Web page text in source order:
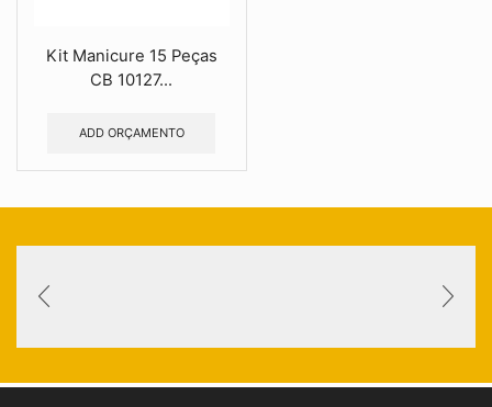
Kit Manicure 15 Peças
CB 10127...
ADD ORÇAMENTO